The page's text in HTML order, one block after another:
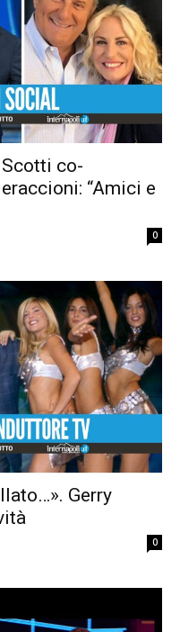
co-
“Amici e
0
Gerry
0